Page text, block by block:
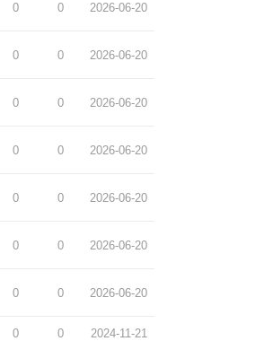
0 0 2026-06-20
0 0 2026-06-20
0 0 2026-06-20
0 0 2026-06-20
0 0 2026-06-20
0 0 2026-06-20
0 0 2026-06-20
0 0 2024-11-21